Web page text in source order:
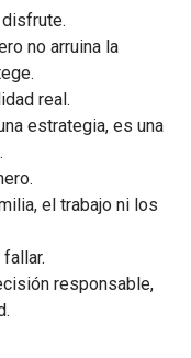
no arruina la
real.
estrategia, es una
el trabajo ni los
responsable,